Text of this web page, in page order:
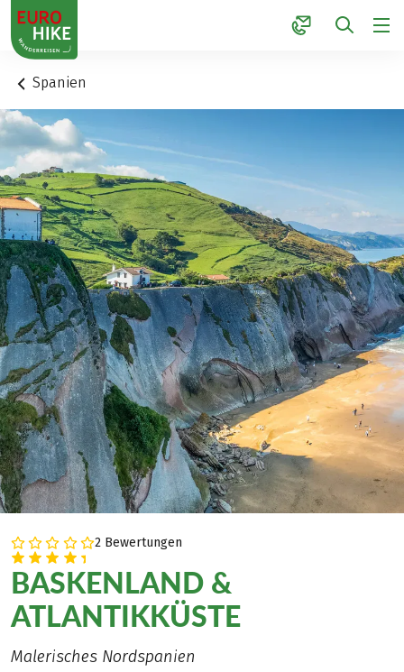
1
Spanien
2 Bewertungen
BASKENLAND &
ATLANTIKKÜSTE
Malerisches Nordspanien